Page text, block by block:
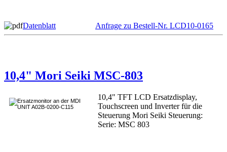
Datenblatt Anfrage zu Bestell-Nr. LCD10-0165
10,4" Mori Seiki MSC-803
10,4" TFT LCD Ersatzdisplay,
Touchscreen und Inverter für die
Steuerung Mori Seiki Steuerung:
Serie: MSC 803